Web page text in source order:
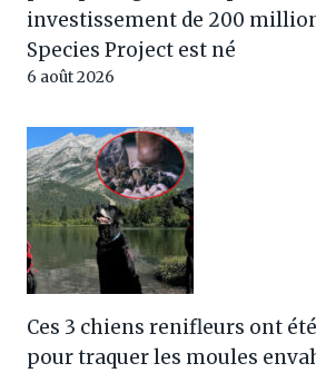
investissement de 200
Species Project est né
6 août 2026
Ces 3 chiens renifleurs ont
pour traquer les moules